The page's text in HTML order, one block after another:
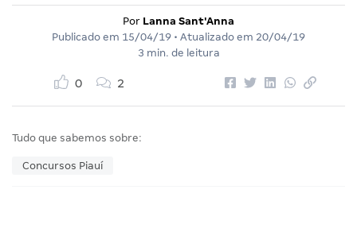
Por Lanna Sant'Anna
Publicado em 15/04/19 • Atualizado em 20/04/19
3 min. de leitura
0 2
Tudo que sabemos sobre:
Concursos Piauí